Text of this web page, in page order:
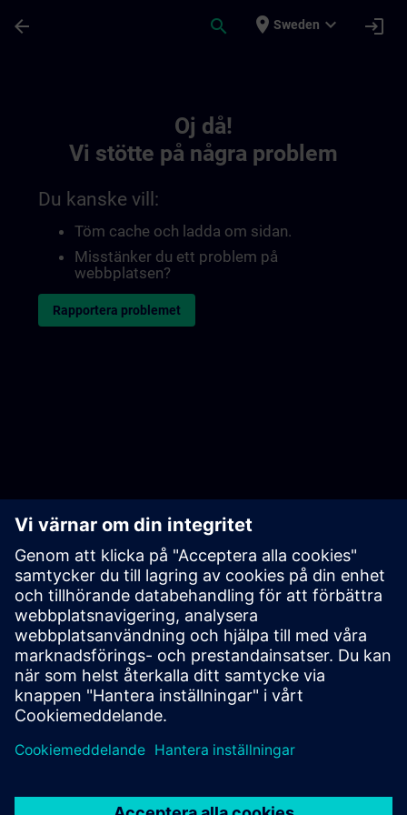
arrow_back search place Sweden expand_more login
Oj då!
Vi stötte på några problem
Du kanske vill:
Töm cache och ladda om sidan.
Misstänker du ett problem på
webbplatsen?
Rapportera problemet